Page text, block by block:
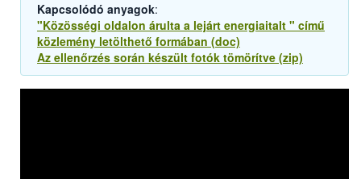
Kapcsolódó anyagok:
"Közösségi oldalon árulta a lejárt energiaitalt " című
közlemény letölthető formában (doc)
Az ellenőrzés során készült fotók tömörítve (zip)